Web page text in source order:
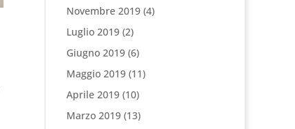
Novembre 2019(4)
Luglio 2019(2)
Giugno 2019(6)
Maggio 2019(11)
Aprile 2019(10)
Marzo 2019(13)